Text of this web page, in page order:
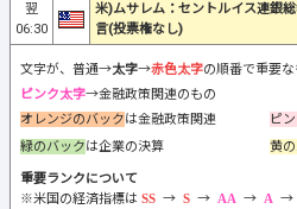
翌
06:30
米)ムサレム：セントルイス連銀
言(投票権なし)
文字が、普通→太字→赤色太字の順番で重要な
ピンク太字→金融政策関連のもの
オレンジのバックは金融政策関連 ピ
緑のバックは企業の決算 黄
重要ランクについて
※米国の経済指標は
→ → → →